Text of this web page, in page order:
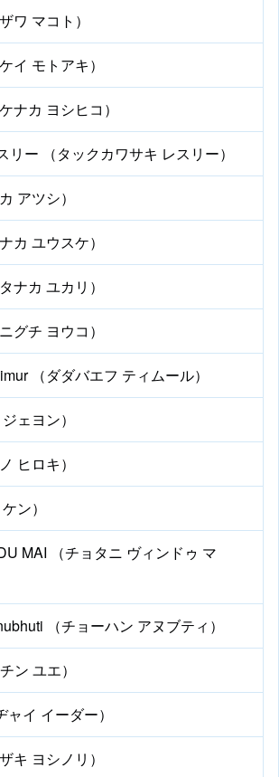
ワ マコト）
イ モトアキ）
ナカ ヨシヒコ）
リー （タックカワサキ レスリー）
アツシ）
カ ユウスケ）
ナカ ユカリ）
グチ ヨウコ）
（ダダバエフ ティムール）
ェヨン）
ヒロキ）
ン）
MAI （チョタニ ヴィンドゥ マ
（チョーハン アヌブティ）
ン ユエ）
イ イーダー）
キ ヨシノリ）